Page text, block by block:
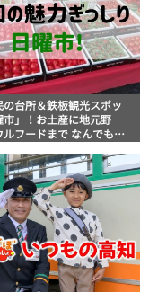
の台所＆鉄板観光スポッ
市」！お土産に地元野
ルフードまで なんでもそ